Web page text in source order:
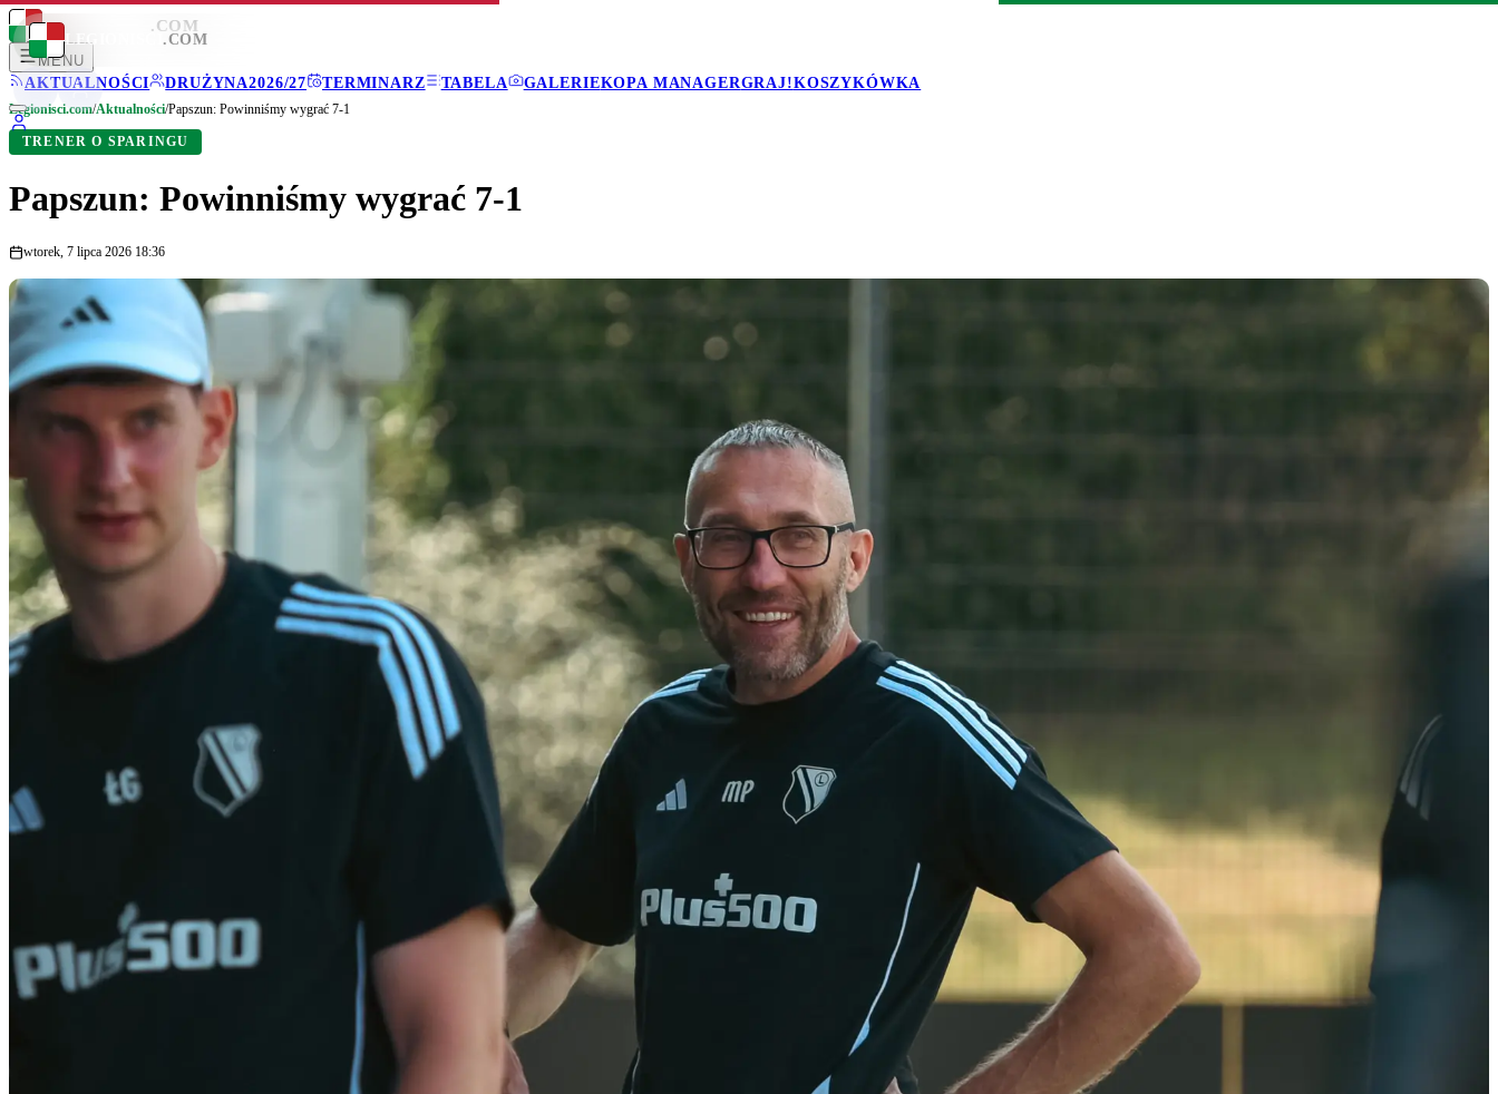
LEGIONISCI .COM
MENU
AKTUALNOŚCI
DRUŻYNA2026/27 TERMINARZ TABELA GALERIEKOPA MANAGERGRAJ!KOSZYKÓWKA
LEGIONISCI .COM
Legionisci.com/Aktualności/Papszun: Powinniśmy wygrać 7-1
TRENER O SPARINGU
Papszun: Powinniśmy wygrać 7-1
wtorek, 7 lipca 2026 18:36